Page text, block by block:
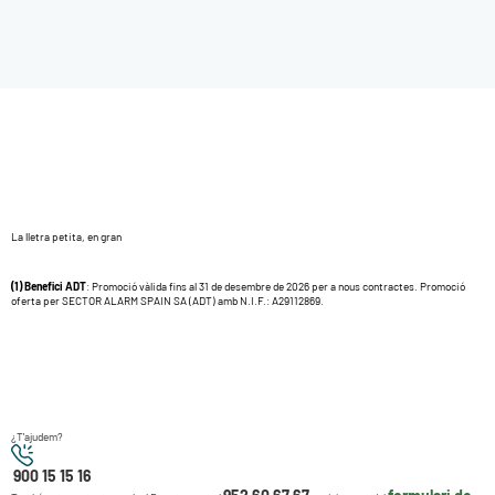
La lletra petita, en gran
(1) Benefici ADT: Promoció vàlida fins al 31 de desembre de 2026 per a nous contractes. Promoció
oferta per SECTOR ALARM SPAIN SA (ADT) amb N.I.F.: A29112869.
¿T'ajudem?
900 15 15 16